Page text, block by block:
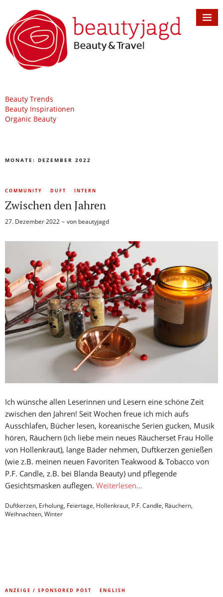
Beauty Trends
Beauty Inspirationen
Organic Beauty
MONATE: DEZEMBER 2022
COMMUNITY DUFT INTERN
Zwischen den Jahren
27. Dezember 2022 von beautyjagd
Ich wünsche allen Leserinnen und Lesern eine schöne Zeit
zwischen den Jahren! Seit Wochen freue ich mich aufs
Ausschlafen, Bücher lesen, koreanische Serien gucken, Musik
hören, Räuchern (ich liebe mein neues Räucherset Frau Holle
von Hollenkraut), lange Bäder nehmen, Duftkerzen genießen
(wie z.B. meinen neuen Favoriten Teakwood & Tobacco von
P.F. Candle, z.B. bei Blanda Beauty) und pflegende
Gesichtsmasken auflegen. Weiterlesen…
Duftkerzen, Erholung, Feiertage, Hollenkraut, P.F. Candle, Räuchern,
Weihnachten, Winter
ANZEIGE / SPONSORED POST ENGLISH